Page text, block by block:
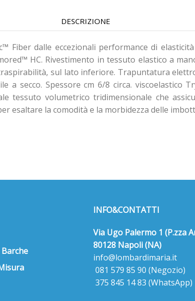
DESCRIZIONE
Fiber dalle eccezionali performance di
HC. Rivestimento in tessuto elastico a
sul lato inferiore. Trapuntatura
a secco. Spessore cm 6/8 circa. viscoelastico
tessuto volumetrico tridimensionale che
la comodità e la morbidezza delle
INFO&CONTATTI
Via Ugo Palermo 1 (P.zza
80128 Napoli (NA)
info@lombardimaria.it
081 579 85 90 (Negozio)
375 845 14 83 (WhatsApp)